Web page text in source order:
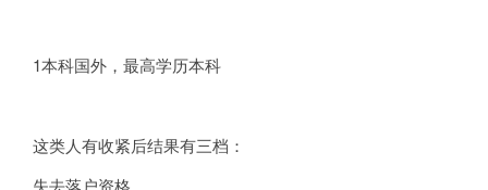
1本科国外，最高学历本科
这类人有收紧后结果有三档：
失去落户资格